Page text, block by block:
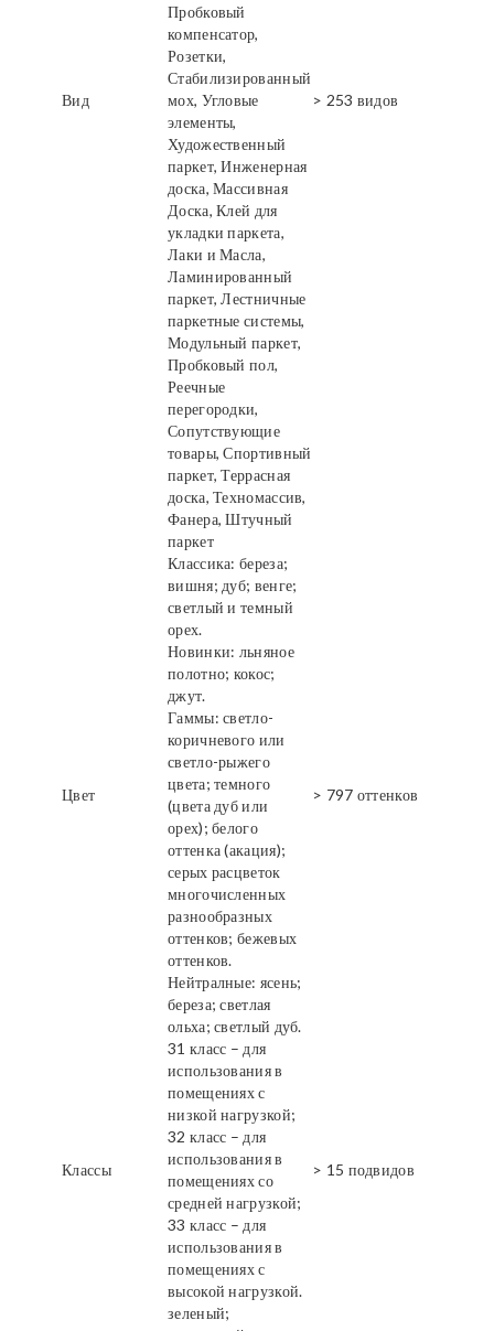
Вид
Пробковый
компенсатор,
Розетки,
Стабилизированный
мох, Угловые
элементы,
Художественный
паркет, Инженерная
доска, Массивная
Доска, Клей для
укладки паркета,
Лаки и Масла,
Ламинированный
паркет, Лестничные
паркетные системы,
Модульный паркет,
Пробковый пол,
Реечные
перегородки,
Сопутствующие
товары, Спортивный
паркет, Террасная
доска, Техномассив,
Фанера, Штучный
паркет
> 253 видов
Цвет
Классика: береза;
вишня; дуб; венге;
светлый и темный
орех.
Новинки: льняное
полотно; кокос;
джут.
Гаммы: светло-
коричневого или
светло-рыжего
цвета; темного
(цвета дуб или
орех); белого
оттенка (акация);
серых расцветок
многочисленных
разнообразных
оттенков; бежевых
оттенков.
Нейтралные: ясень;
береза; светлая
ольха; светлый дуб.
> 797 оттенков
Классы
31 класс – для
использования в
помещениях с
низкой нагрузкой;
32 класс – для
использования в
помещениях со
средней нагрузкой;
33 класс – для
использования в
помещениях с
высокой нагрузкой.
> 15 подвидов
зеленый;